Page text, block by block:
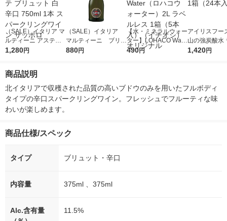
（SALE）イタリア マ
ルティーニ アスティ
スプマンテ ブリュッ
サッポロ
1,280円
（SALE）イタリア
マルティーニ ブリュ
ット スプマンテ ス
880円
【水・ミネラルウォー
ター】LOHACO Wate
r（ロハコウォータ
490円
アイリスフー
山の強炭酸水
レス 500ml 1
1,420円
商品説明
北イタリアで収穫された品質の高いブドウのみを用いたフルボディ
タイプの辛口スパークリングワイン。フレッシュでフルーティな味
わいが楽しめます。
商品仕様/スペック
タイプ ブリュット・辛口
内容量 375ml 、375ml
Alc.含有量
11.5%